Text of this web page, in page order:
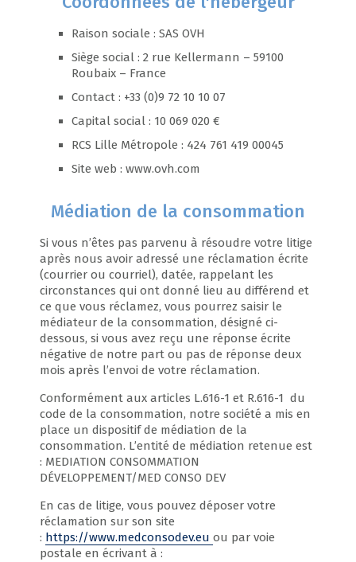
Raison sociale : SAS OVH
Siège social : 2 rue Kellermann – 59100
Roubaix – France
Contact : +33 (0)9 72 10 10 07
Capital social : 10 069 020 €
RCS Lille Métropole : 424 761 419 00045
Site web : www.ovh.com
Médiation de la consommation
Si vous n’êtes pas parvenu à résoudre votre litige
après nous avoir adressé une réclamation écrite
(courrier ou courriel), datée, rappelant les
circonstances qui ont donné lieu au différend et
ce que vous réclamez, vous pourrez saisir le
médiateur de la consommation, désigné ci-
dessous, si vous avez reçu une réponse écrite
négative de notre part ou pas de réponse deux
mois après l’envoi de votre réclamation.
Conformément aux articles L.616-1 et R.616-1 du
code de la consommation, notre société a mis en
place un dispositif de médiation de la
consommation. L’entité de médiation retenue est
: MEDIATION CONSOMMATION
DÉVELOPPEMENT/MED CONSO DEV
En cas de litige, vous pouvez déposer votre
réclamation sur son site
: https://www.medconsodev.eu ou par voie
postale en écrivant à :